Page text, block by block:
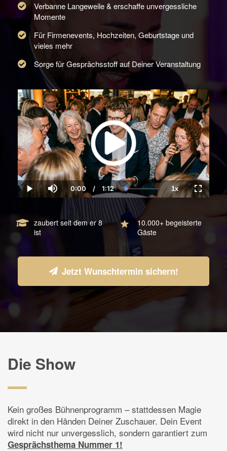
Verbanne Langeweile & erschaffe unvergessliche
Momente
Für Firmenevents, Hochzeiten, Geburtstage und
vieles mehr
Sorge für Gesprächsstoff auf Deiner Veranstaltung
Play Mute
Current
Time
0:00 / Duration
1:12 Loaded:
0.00%
1xPlayback
Rate
zaubert seit dem er 8
ist
10.000+ begeisterte
Gäste
Jetzt Wunschtermin sichern!
Die Show
Kein großes Bühnenprogramm – stattdessen Magie
direkt in den Händen Deiner Zuschauer. Dein Event
wird nicht nur unvergesslich, sondern garantiert zum
Gesprächsthema Nummer 1!